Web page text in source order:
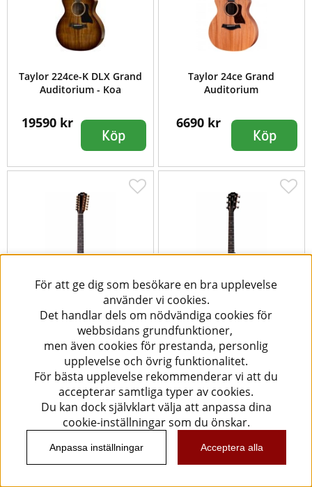
Taylor 224ce-K DLX Grand
Auditorium - Koa
19590 kr
Köp
Taylor 24ce Grand
Auditorium
6690 kr
Köp
Taylor 264ce-K DLX Grand
Auditorium [12-str]
23790 kr
Köp
Taylor 314ce Next Gen
Grand Auditorium
28990 kr
Köp
För att ge dig som besökare en bra upplevelse
använder vi cookies.
Det handlar dels om nödvändiga cookies för
webbsidans grundfunktioner,
men även cookies för prestanda, personlig
upplevelse och övrig funktionalitet.
För bästa upplevelse rekommenderar vi att du
accepterar samtliga typer av cookies.
Du kan dock självklart välja att anpassa dina
cookie-inställningar som du önskar.
Anpassa inställningar Acceptera alla